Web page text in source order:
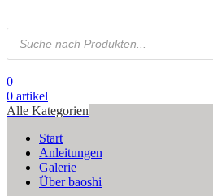
Products
search
0
0 artikel
Alle Kategorien
Start
Anleitungen
Galerie
Über baoshi